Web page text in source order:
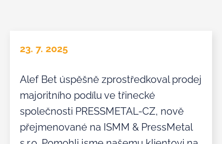
23. 7. 2025
Alef Bet úspěšně zprostředkoval prodej
majoritního podílu ve třinecké
společnosti PRESSMETAL-CZ, nově
přejmenované na ISMM & PressMetal